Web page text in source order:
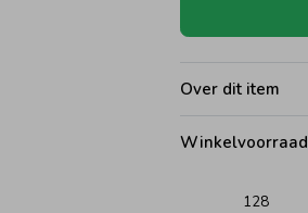
Over dit item
Winkelvoorraad
128